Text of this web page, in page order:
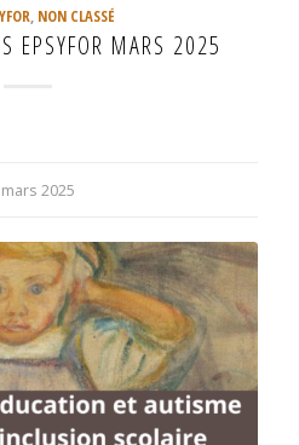
, NON CLASSÉ
EPSYFOR MARS 2025
2025